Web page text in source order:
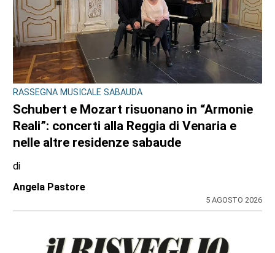
DOPPIO INTERVENTO IN POCHE ORE
Drammi sventati a Cuorgnè e Ciriè: la
tempestività dei Carabinieri salva un